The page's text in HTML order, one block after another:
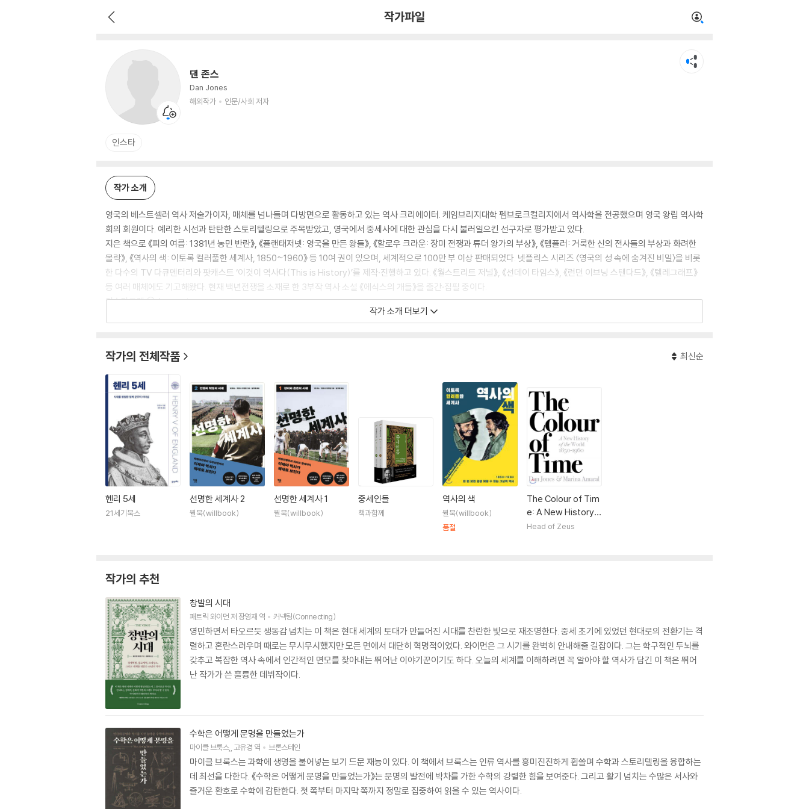
작가파일
댄 존스
Dan Jones
해외작가
인문/사회 저자
인스타
작가 소개
영국의 베스트셀러 역사 저술가이자, 매체를 넘나들며 다방면으로 활동하고 있는 역사 크리에이터. 케임브리지대학 펨브로크컬리지에서 역사학을 전공했으며 영국 왕립 역사학
회의 회원이다. 예리한 시선과 탄탄한 스토리텔링으로 주목받았고, 영국에서 중세사에 대한 관심을 다시 불러일으킨 선구자로 평가받고 있다.
지은 책으로 《피의 여름: 1381년 농민 반란》, 《플랜태저넷: 영국을 만든 왕들》, 《할로우 크라운: 장미 전쟁과 튜더 왕가의 부상》, 《템플러: 거룩한 신의 전사들의 부상과 화려한
몰락》, 《역사의 색: 이토록 컬러풀한 세계사, 1850~1960》 등 10여 권이 있으며, 세계적으로 100만 부 이상 판매되었다. 넷플릭스 시리즈 〈영국의 성 속에 숨겨진 비밀〉을 비롯
한 다수의 TV 다큐멘터리와 팟캐스트 ‘이것이 역사다(This is History)’를 제작·진행하고 있다. 《월스트리트 저널》, 《선데이 타임스》, 《런던 이브닝 스탠다드》, 《텔레그래프》
등 여러 매체에도 기고해왔다. 현재 백년전쟁을 소재로 한 3부작 역사 소설 《에식스의 개들》을 출간·집필 중이다.
인스타그램 @d_a_n_jones
작가 소개 더보기
작가의 전체작품 최신순
헨리 5세
21세기북스
선명한 세계사 2
윌북(willbook)
선명한 세계사 1
윌북(willbook)
중세인들
책과함께
역사의 색
윌북(willbook)
품절
The Colour of Tim
e: A New History o
f the World, 1850-
Head of Zeus
작가의 추천
창발의 시대
패트릭 와이먼저 장영재 역 커넥팅(Connecting)
영민하면서 타오르듯 생동감 넘치는 이 책은 현대 세계의 토대가 만들어진 시대를 찬란한 빛으로 재조명한다. 중세 초기에 있었던 현대로의 전환기는 격
렬하고 혼란스러우며 때로는 무시무시했지만 모든 면에서 대단히 혁명적이었다. 와이먼은 그 시기를 완벽히 안내해줄 길잡이다. 그는 학구적인 두뇌를
갖추고 복잡한 역사 속에서 인간적인 면모를 찾아내는 뛰어난 이야기꾼이기도 하다. 오늘의 세계를 이해하려면 꼭 알아야 할 역사가 담긴 이 책은 뛰어
난 작가가 쓴 훌륭한 데뷔작이다.
수학은 어떻게 문명을 만들었는가
마이클 브룩스 고유경 역 브론스테인
마이클 브룩스는 과학에 생명을 불어넣는 보기 드문 재능이 있다. 이 책에서 브룩스는 인류 역사를 흥미진진하게 휩쓸며 수학과 스토리텔링을 융합하는
데 최선을 다한다. 《수학은 어떻게 문명을 만들었는가》는 문명의 발전에 박차를 가한 수학의 강렬한 힘을 보여준다. 그리고 활기 넘치는 수많은 서사와
즐거운 환호로 수학에 감탄한다. 첫 쪽부터 마지막 쪽까지 정말로 집중하여 읽을 수 있는 역사이다.